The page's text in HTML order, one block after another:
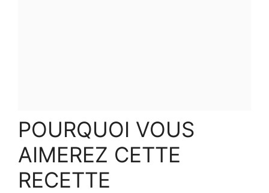
POURQUOI VOUS
AIMEREZ CETTE
RECETTE